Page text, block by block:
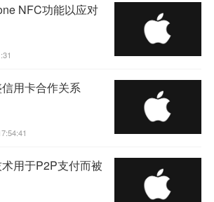
NFC功能以应对
用卡合作关系
用于P2P支付而被